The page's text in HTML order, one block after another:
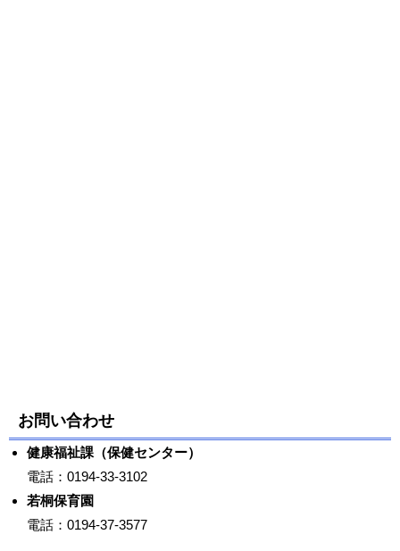
お問い合わせ
健康福祉課（保健センター）
電話：0194-33-3102
若桐保育園
電話：0194-37-3577